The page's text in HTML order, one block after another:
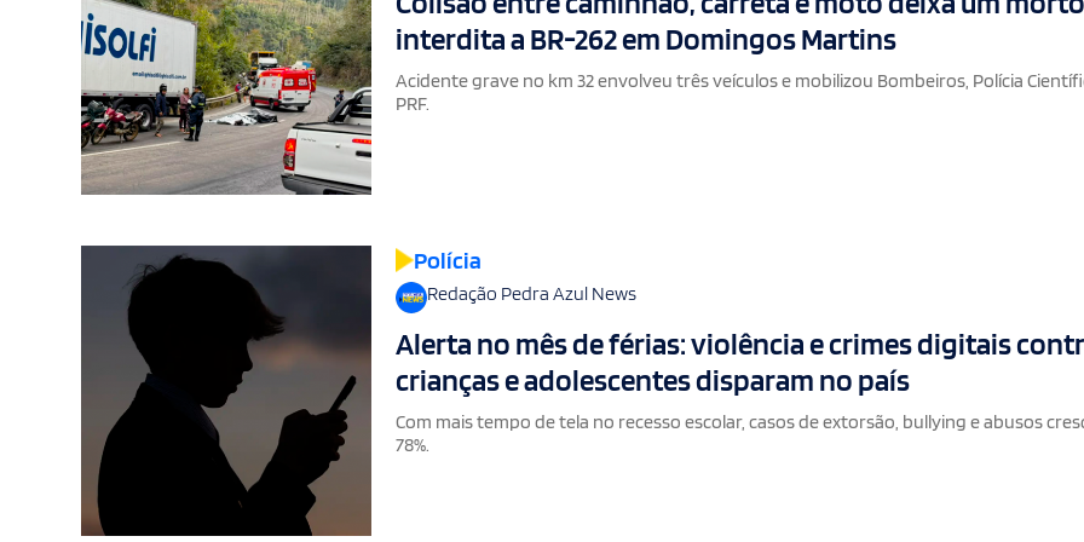
interdita a BR-262 em Domingos Martins
Acidente grave no km 32 envolveu três veículos e mobilizou Bombeiros, Polícia
PRF.
Polícia
Redação Pedra Azul News
Alerta no mês de férias: violência e crimes digitais
crianças e adolescentes disparam no país
Com mais tempo de tela no recesso escolar, casos de extorsão, bullying e abusos
78%.